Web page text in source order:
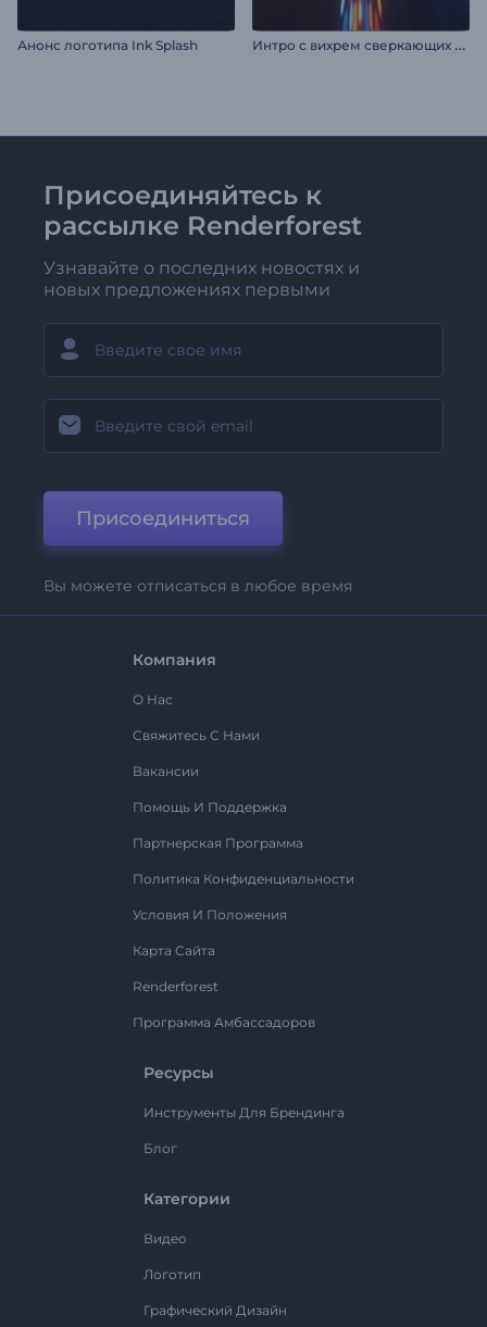
Анонс логотипа Ink Splash И
нтро с вихрем сверкающих частиц
Присоединяйтесь к
рассылке Renderforest
Узнавайте о последних новостях и
новых предложениях первыми
Присоединиться
Вы можете отписаться в любое время
Компания
О Нас
Свяжитесь С Нами
Вакансии
Помощь И Поддержка
Партнерская Программа
Политика Конфиденциальности
Условия И Положения
Карта Сайта
Renderforest
Программа Амбассадоров
Ресурсы
Инструменты Для Брендинга
Блог
Категории
Видео
Логотип
Графический Дизайн